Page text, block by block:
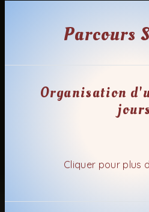
Parcours
Organisation
jours
Cliquer pour plus